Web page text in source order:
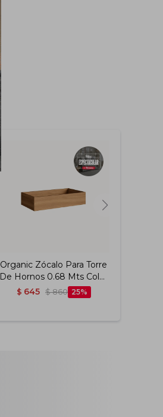
Organic Zócalo Para Torre
De Hornos 0.68 Mts Color
Nature
$ 645 $ 860 25